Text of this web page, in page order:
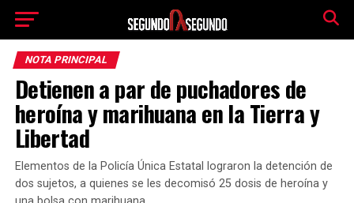
NOTA PRINCIPAL
Detienen a par de puchadores de
heroína y marihuana en la Tierra y
Libertad
Elementos de la Policía Única Estatal lograron la detención de
dos sujetos, a quienes se les decomisó 25 dosis de heroína y